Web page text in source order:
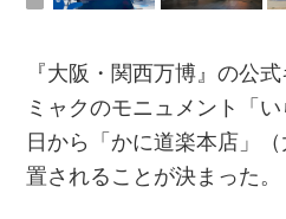
『大阪・関西万博』の公
ミャクのモニュメント「
日から「かに道楽本店」
置されることが決まった。